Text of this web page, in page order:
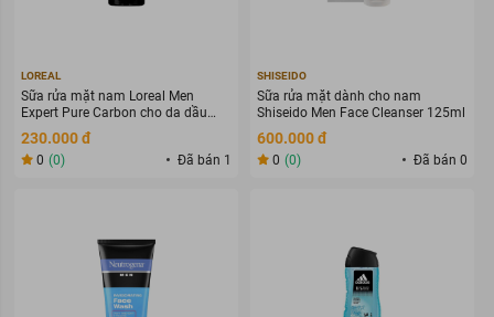
LOREAL
Sữa rửa mặt nam Loreal Men
Expert Pure Carbon cho da dầu
mụn, 100 ml
230.000 đ
0 (0) Đã bán 1
SHISEIDO
Sữa rửa mặt dành cho nam
Shiseido Men Face Cleanser 125ml
600.000 đ
0 (0) Đã bán 0